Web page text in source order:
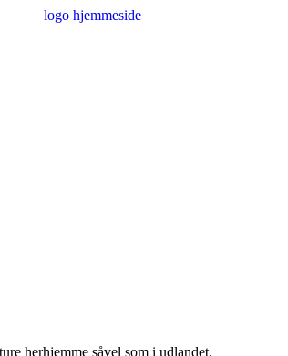
herhjemme såvel som i udlandet.